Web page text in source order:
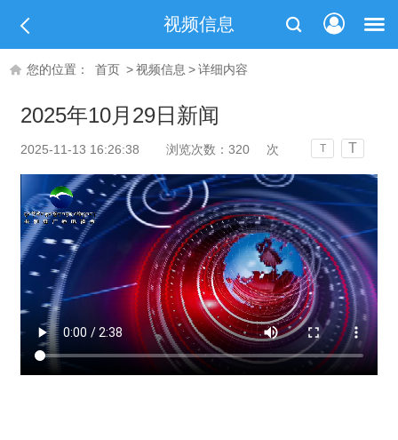
视频信息
您的位置： 首页 >视频信息 >详细内容
2025年10月29日新闻
2025-11-13 16:26:38 浏览次数： 320 次 T T